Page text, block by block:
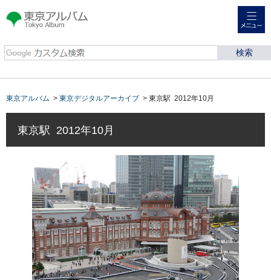
東京アルバム Tokyo
Album
東京アルバム > 東京デジタルアーカイブ > 東京駅 2012年10月
東京駅 2012年10月